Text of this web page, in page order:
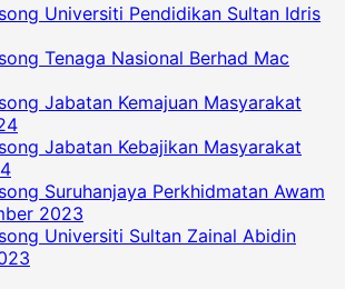
Universiti Pendidikan Sultan Idris
Tenaga Nasional Berhad Mac
Jabatan Kemajuan Masyarakat
Jabatan Kebajikan Masyarakat
Suruhanjaya Perkhidmatan Awam
2023
Universiti Sultan Zainal Abidin